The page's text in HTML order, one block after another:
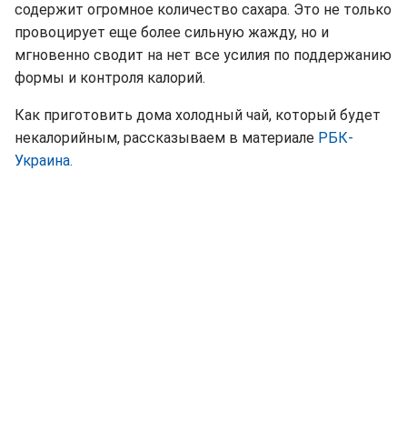
содержит огромное количество сахара. Это не только
провоцирует еще более сильную жажду, но и
мгновенно сводит на нет все усилия по поддержанию
формы и контроля калорий.
Как приготовить дома холодный чай, который будет
некалорийным, рассказываем в материале РБК-
Украина.